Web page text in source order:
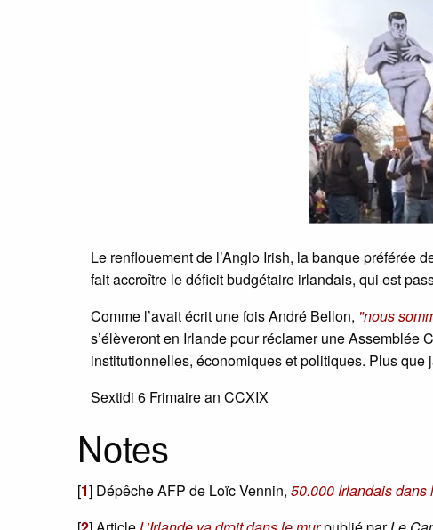
Le renflouement de l’Anglo Irish, la banque préférée
fait accroître le déficit budgétaire irlandais, qui est
Comme l’avait écrit une fois André Bellon, "nous
s’élèveront en Irlande pour réclamer une Assemblée
institutionnelles, économiques et politiques. Plus que
Sextidi 6 Frimaire an CCXIX
Notes
[1] Dépêche AFP de Loïc Vennin, 50.000 Irlandais dans